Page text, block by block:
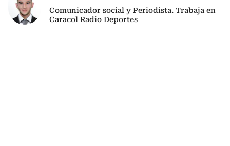
Comunicador social y Periodista. Trabaja en
Caracol Radio Deportes